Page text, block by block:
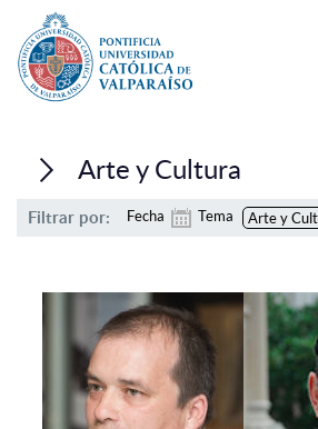
Investigación, Creación e Innovación
PUCV Internacional
Admisión
Pregrado
Arte y Cultura
Filtrar por: Fecha Tema